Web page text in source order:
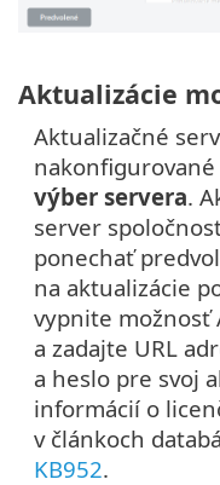
Aktualizácie
Aktualizačné
výber servera.
server
ponechať
na aktualizácie
vypnite možnosť
a zadajte URL
a heslo pre svoj
informácií o
v článkoch
KB952.